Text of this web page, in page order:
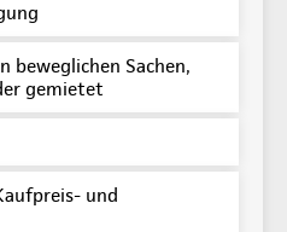
beweglichen Sachen,
gemietet
und